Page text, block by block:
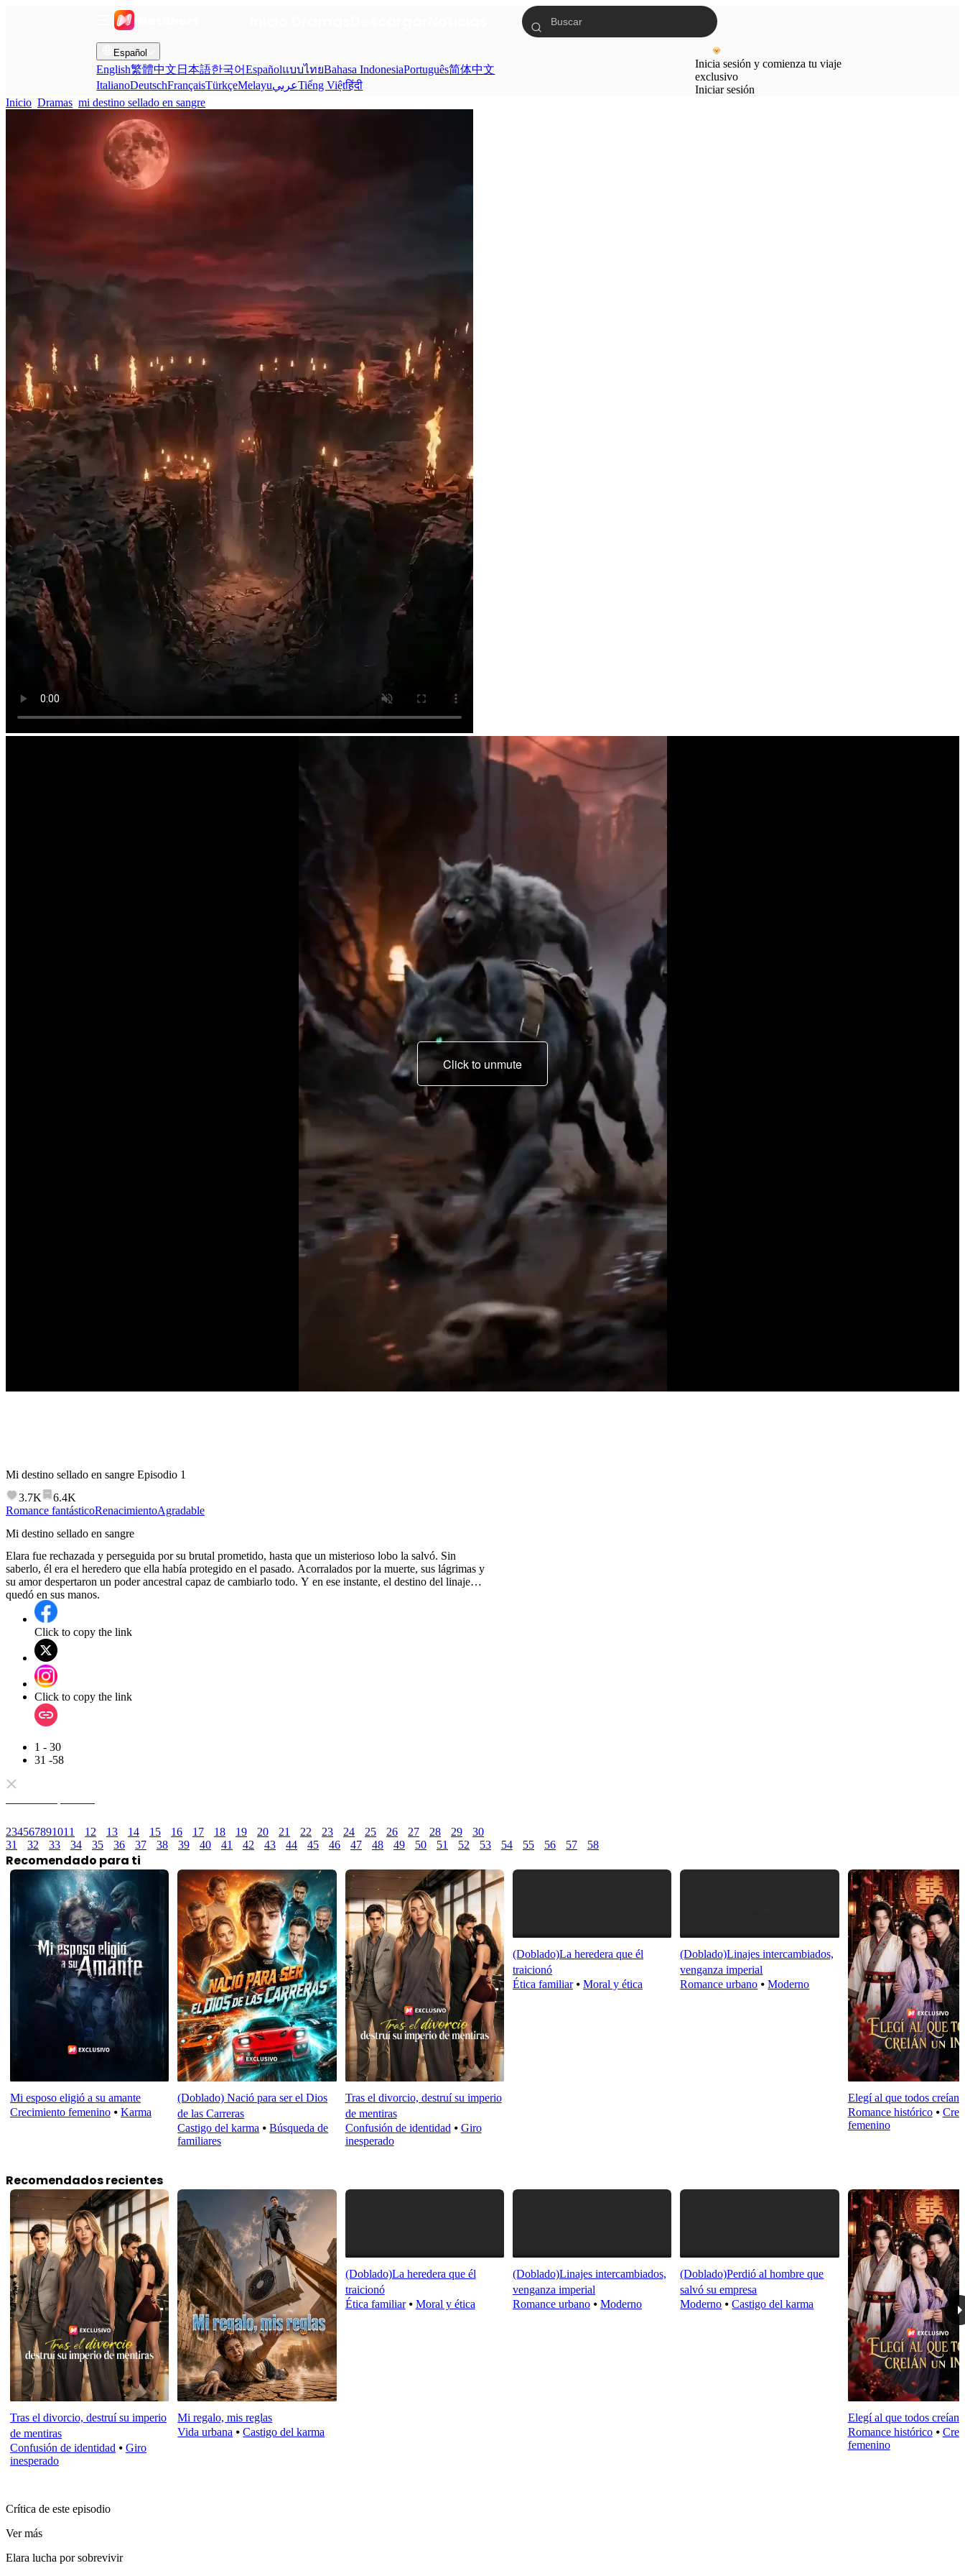
Español
English繁體中文 日本語한국어EspañolแบบไทยBahasa IndonesiaPortuguês简体中文
ItalianoDeutschFrançaisTürkçeMelayuعربيTiếng Việtहिंदी
Inicia sesión y comienza tu viaje
exclusivo
Iniciar sesión
Inicio Dramas mi destino sellado en sangre
Click to unmute
Mi destino sellado en sangre Episodio 1
3.7K
6.4K
Romance fantásticoRenacimientoAgradable
Mi destino sellado en sangre
Elara fue rechazada y perseguida por su brutal prometido, hasta que un misterioso lobo la salvó. Sin
saberlo, él era el heredero que ella había protegido en el pasado. Acorralados por la muerte, sus lágrimas y
su amor despertaron un poder ancestral capaz de cambiarlo todo. Y en ese instante, el destino del linaje
quedó en sus manos.
Click to copy the link
Click to copy the link
1 - 30
31 -58
234567891011 12 13 14 15 16 17 18 19 20 21 22 23 24 25 26 27 28 29
30
31
32 33 34 35 36 37 38 39 40 41 42 43 44 45 46 47 48 49 50 51 52 53 54 55 56 57 58
Recomendado para ti
Mi esposo eligió a su amante
Crecimiento femenino ⦁ Karma
(Doblado) Nació para ser el Dios
de las Carreras
Castigo del karma ⦁Búsqueda de
familiares
Tras el divorcio, destruí su imperio
de mentiras
Confusión de identidad ⦁ Giro
inesperado
(Doblado)La heredera que él
traicionó
Ética familiar⦁ Moral y ética
(Doblado)Linajes intercambiados,
venganza imperial
Romance urbano ⦁Moderno
Elegí al que todos creían
Romance histórico⦁
femenino
Recomendados recientes
Tras el divorcio, destruí su imperio
de mentiras
Confusión de identidad ⦁ Giro
inesperado
Mi regalo, mis reglas
Vida urbana ⦁Castigo del karma
(Doblado)La heredera que él
traicionó
Ética familiar⦁ Moral y ética
(Doblado)Linajes intercambiados,
venganza imperial
Romance urbano⦁ Moderno
(Doblado)Perdió al hombre que
salvó su empresa
Moderno ⦁Castigo del karma
Elegí al que todos creían
Romance histórico⦁
femenino
Crítica de este episodio
Ver más
Elara lucha por sobrevivir